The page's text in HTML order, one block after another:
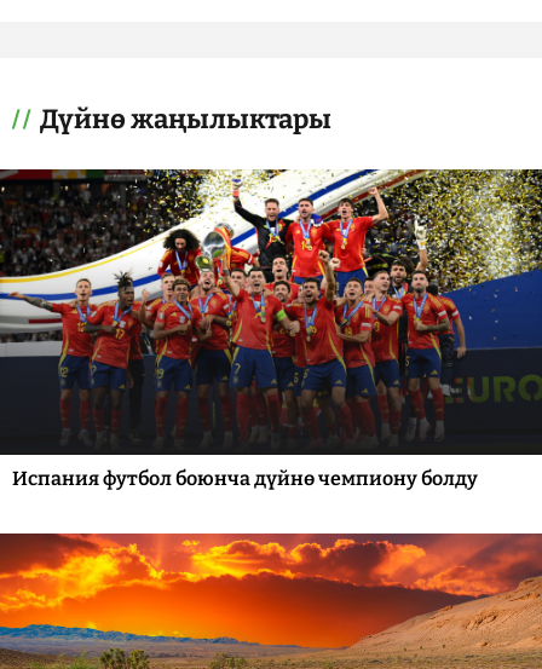
Дүйнө жаңылыктары
Испания футбол боюнча дүйнө чемпиону болду